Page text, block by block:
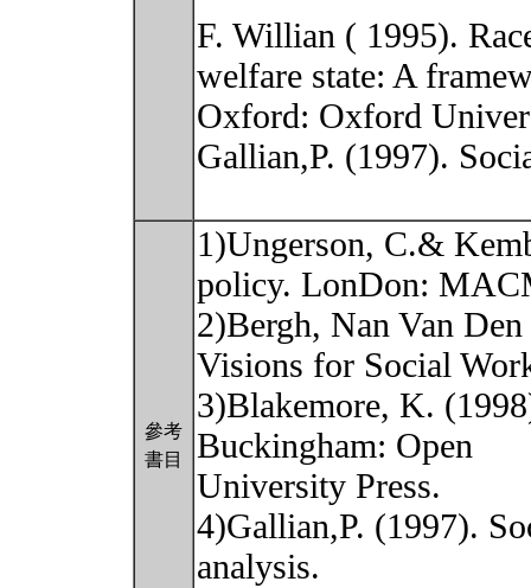
F. Willian ( 1995).
welfare state: A
Oxford: Oxford
Gallian,P. (1997).
參考
書目
1)Ungerson, C.&
policy. LonDon:
2)Bergh, Nan Van
Visions for Social
3)Blakemore, K.
Buckingham: Open
University Press.
4)Gallian,P. (1997).
analysis.